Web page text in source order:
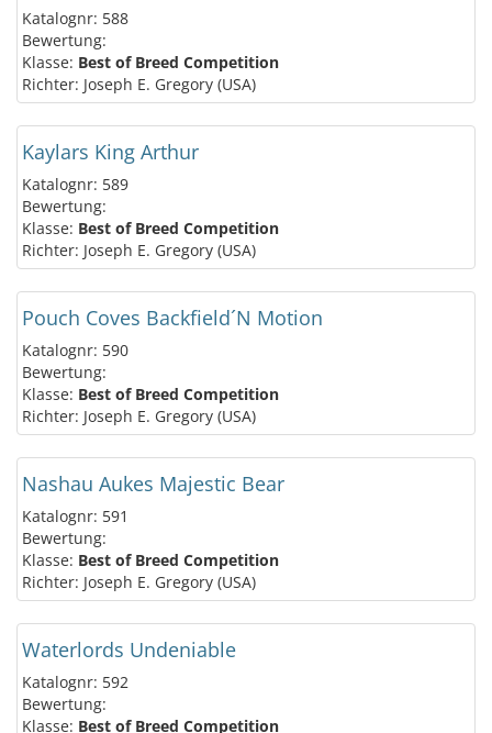
Katalognr: 588
Bewertung:
Klasse: Best of Breed Competition
Richter: Joseph E. Gregory (USA)
Kaylars King Arthur
Katalognr: 589
Bewertung:
Klasse: Best of Breed Competition
Richter: Joseph E. Gregory (USA)
Pouch Coves Backfield´N Motion
Katalognr: 590
Bewertung:
Klasse: Best of Breed Competition
Richter: Joseph E. Gregory (USA)
Nashau Aukes Majestic Bear
Katalognr: 591
Bewertung:
Klasse: Best of Breed Competition
Richter: Joseph E. Gregory (USA)
Waterlords Undeniable
Katalognr: 592
Bewertung:
Klasse: Best of Breed Competition